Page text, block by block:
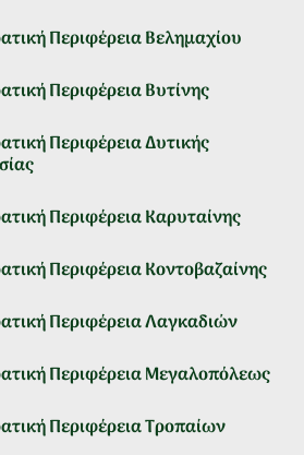
Περιφέρεια Βελημαχίου
Περιφέρεια Βυτίνης
Περιφέρεια Δυτικής
Περιφέρεια Καρυταίνης
Περιφέρεια Κοντοβαζαίνης
Περιφέρεια Λαγκαδιών
Περιφέρεια Μεγαλοπόλεως
Περιφέρεια Τροπαίων